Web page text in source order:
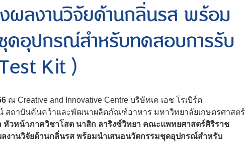
ผลงานวิจัยด้านกลิ่นรส พร้อม
ดอุปกรณ์สำหรับทดสอบการรับ
Kit )
ณ Creative and Innovative Centre บริษัทเค เอช โรเบิร์ต
สถาบันค้นคว้าและพัฒนาผลิตภัณฑ์อาหาร มหาวิทยาลัยเกษตรศาสตร์
หัวหน้าภาควิชาโสต นาสิก ลาริงซ์วิทยา คณะแพทยศาสตร์ศิริราช
งานวิจัยด้านกลิ่นรส พร้อมนำเสนอนวัตกรรมชุดอุปกรณ์สำหรับ